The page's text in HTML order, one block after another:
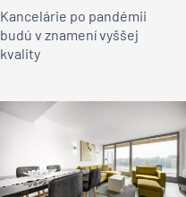
Kancelárie po pandémii
budú v znamení vyššej
kvality